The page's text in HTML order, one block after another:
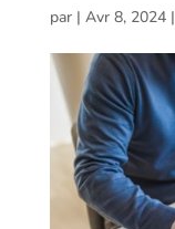
par | Avr 8, 2024|